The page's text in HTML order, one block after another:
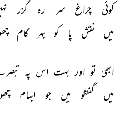
کوئی چراغ سر رہ گزر
میں
نقش پا کو بہر گام
ابھی تو اور بہت اس پہ
میں
گفتگو میں جو ابہام